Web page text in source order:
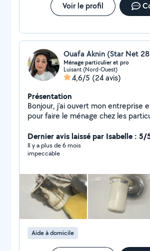
Voir le profil
Ouafa Aknin (Star Net
Ménage particulier et pro
Luisant (Nord-Ouest)
4,6/5 (24 avis)
Présentation
Bonjour, j'ai ouvert mon entreprise
pour faire le ménage chez les
pour tondre la pelouse et faire du
avec moi. Je peux également
personnes faire leur courses ou
Dernier avis laissé par Isabelle : 5/
Il y a plus de 6 mois
impeccable
Aide à domicile